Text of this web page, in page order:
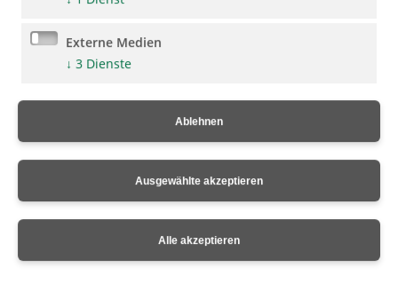
Nächster Artikel
Markt Unterthingau
Externe Medien
↓ 3 Dienste
Ablehnen
Ausgewählte akzeptieren
Alle akzeptieren